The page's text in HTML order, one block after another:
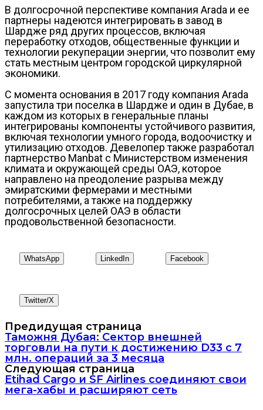
В долгосрочной перспективе компания Arada и ее
партнеры надеются интегрировать в завод в
Шардже ряд других процессов, включая
переработку отходов, общественные функции и
технологии рекуперации энергии, что позволит ему
стать местным центром городской циркулярной
экономики.
С момента основания в 2017 году компания Arada
запустила три поселка в Шардже и один в Дубае, в
каждом из которых в генеральные планы
интегрированы компоненты устойчивого развития,
включая технологии умного города, водоочистку и
утилизацию отходов. Девелопер также разработал
партнерство Manbat с Министерством изменения
климата и окружающей среды ОАЭ, которое
направлено на преодоление разрыва между
эмиратскими фермерами и местными
потребителями, а также на поддержку
долгосрочных целей ОАЭ в области
продовольственной безопасности.
WhatsApp LinkedIn Facebook
Twitter/X
Предидущая страница
Таможня Дубая: Сектор внешней
торговли на пути к достижению D33 с 7
млн. операций за 3 месяца
Следующая страница
Etihad Cargo и SF Airlines соединяют свои
мега-хабы и расширяют сеть